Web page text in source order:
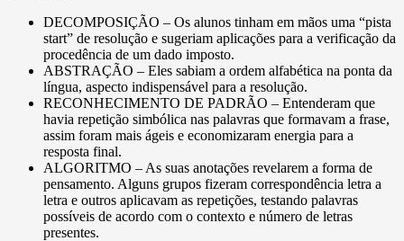
DECOMPOSIÇÃO – Os alunos tinham em mãos uma “pista
start” de resolução e sugeriam aplicações para a verificação da
procedência de um dado imposto.
ABSTRAÇÃO – Eles sabiam a ordem alfabética na ponta da
língua, aspecto indispensável para a resolução.
RECONHECIMENTO DE PADRÃO – Entenderam que
havia repetição simbólica nas palavras que formavam a frase,
assim foram mais ágeis e economizaram energia para a
resposta final.
ALGORITMO – As suas anotações revelarem a forma de
pensamento. Alguns grupos fizeram correspondência letra a
letra e outros aplicavam as repetições, testando palavras
possíveis de acordo com o contexto e número de letras
presentes.